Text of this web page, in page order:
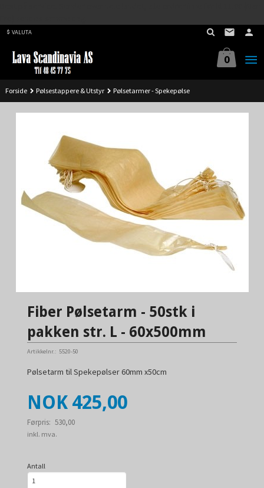
VALUTA
0
Forside Pølsestappere & Utstyr Pølsetarmer - Spekepølse
Fiber Pølsetarm - 50stk i
pakken str. L - 60x500mm
Artikkelnr.: 5520-50
Pølsetarm til Spekepølser 60mm x50cm
Tilbud
NOK 425,00
Førpris: 530,00
Rabatt
inkl. mva.
Antall